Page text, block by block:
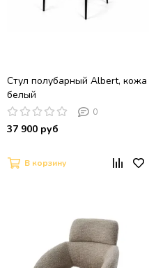
Стул полубарный Albert, кожа
белый
0
37 900 руб
В корзину